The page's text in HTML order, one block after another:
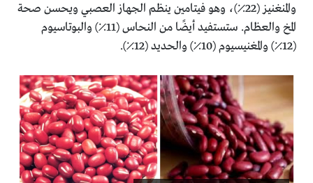
‏والمنغنيز (22٪)، وهو فيتامين ينظم الجهاز العصبي ويحسن ‏صحة
المخ والعظام. ستستفيد أيضًا من النحاس (11٪) ‏والبوتاسيوم
(12٪) والمغنيسيوم (10٪) والحديد (12٪)‏.‎